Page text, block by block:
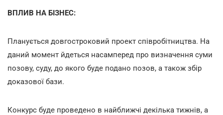
ВПЛИВ НА БІЗНЕС:
Планується довгостроковий проект співробітництва. На
даний момент йдеться насамперед про визначення суми
позову, суду, до якого буде подано позов, а також збір
доказової бази.
Конкурс буде проведено в найближчі декілька тижнів, а